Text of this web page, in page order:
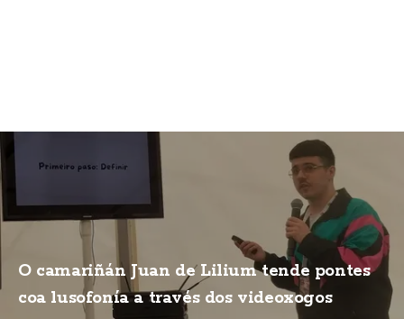
O camariñán Juan de Lilium tende pontes
coa lusofonía a través dos videoxogos